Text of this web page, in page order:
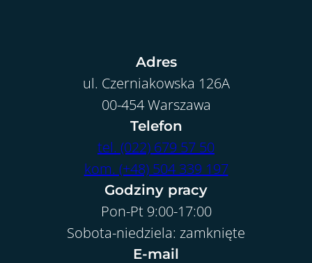
Adres
ul. Czerniakowska 126A
00-454 Warszawa
Telefon
tel. (022) 679 57 50
kom. (+48) 504 339 197
Godziny pracy
Pon-Pt 9:00-17:00
Sobota-niedziela: zamknięte
E-mail